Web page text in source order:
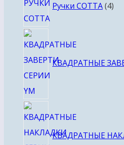
Ручки COTTA 4
КВАДРАТНЫЕ
КВАДРАТНЫЕ